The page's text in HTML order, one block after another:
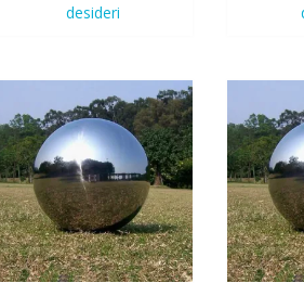
desideri